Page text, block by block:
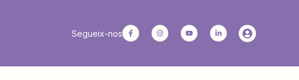
Segueix-nos